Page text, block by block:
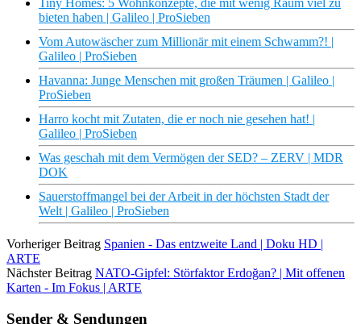
Tiny Homes: 5 Wohnkonzepte, die mit wenig Raum viel zu
bieten haben | Galileo | ProSieben
Vom Autowäscher zum Millionär mit einem Schwamm?! |
Galileo | ProSieben
Havanna: Junge Menschen mit großen Träumen | Galileo |
ProSieben
Harro kocht mit Zutaten, die er noch nie gesehen hat! |
Galileo | ProSieben
Was geschah mit dem Vermögen der SED? – ZERV | MDR
DOK
Sauerstoffmangel bei der Arbeit in der höchsten Stadt der
Welt | Galileo | ProSieben
Vorheriger Beitrag Spanien - Das entzweite Land | Doku HD |
ARTE
Nächster Beitrag NATO-Gipfel: Störfaktor Erdoğan? | Mit offenen
Karten - Im Fokus | ARTE
Sender & Sendungen